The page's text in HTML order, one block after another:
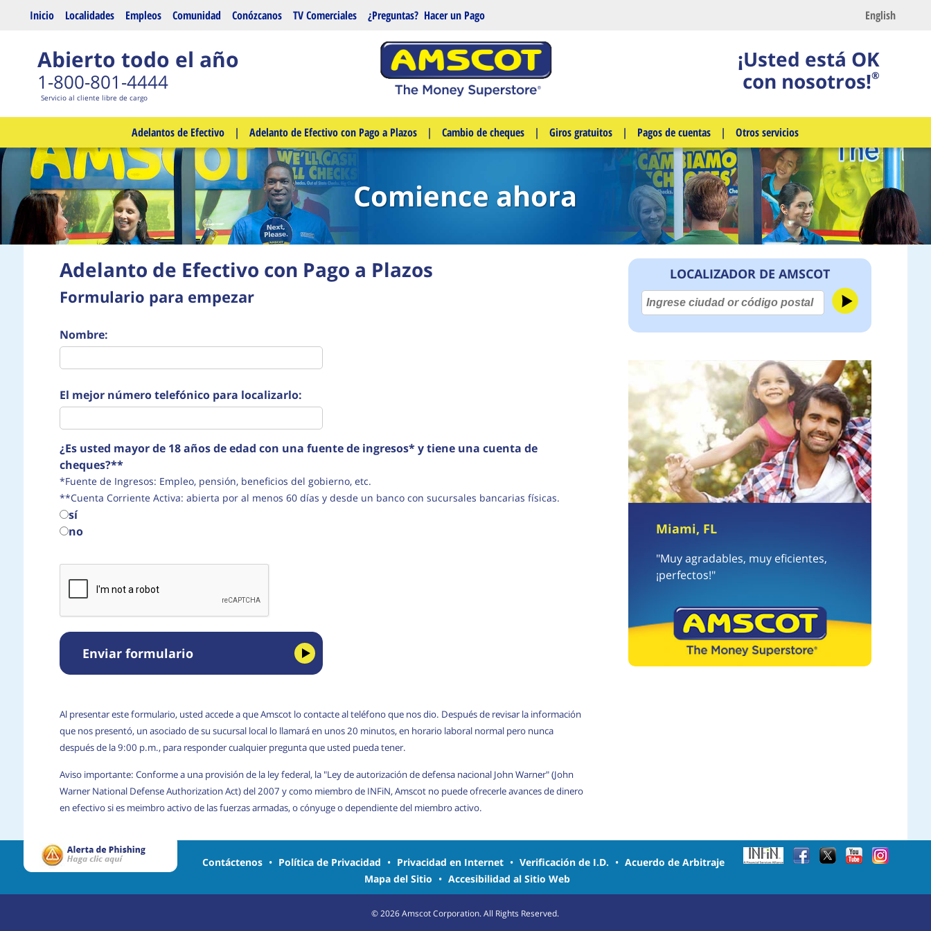
Saltar al contenido principal English
Inicio Localidades Empleos Comunidad Conózcanos TV Comerciales ¿Preguntas? Hacer un Pago
Abierto todo el año
1-800-801-4444
Servicio al cliente libre de cargo
¡Usted está OK
con nosotros!®
Adelantos de Efectivo | Adelanto de Efectivo con Pago a Plazos | Cambio de cheques | Giros gratuitos | Pagos de cuentas | Otros servicios
Comience ahora
Adelanto de Efectivo con Pago a Plazos
Formulario para empezar
Nombre:
El mejor número telefónico para localizarlo:
¿Es usted mayor de 18 años de edad con una fuente de ingresos* y tiene una cuenta de
cheques?**
*Fuente de Ingresos: Empleo, pensión, beneficios del gobierno, etc.
**Cuenta Corriente Activa: abierta por al menos 60 días y desde un banco con sucursales bancarias físicas.
sí
no
Enviar formulario
Al presentar este formulario, usted accede a que Amscot lo contacte al teléfono que nos dio. Después de revisar la información
que nos presentó, un asociado de su sucursal local lo llamará en unos 20 minutos, en horario laboral normal pero nunca
después de la 9:00 p.m., para responder cualquier pregunta que usted pueda tener.
Aviso importante: Conforme a una provisión de la ley federal, la "Ley de autorización de defensa nacional John Warner" (John
Warner National Defense Authorization Act) del 2007 y como miembro de INFiN, Amscot no puede ofrecerle avances de dinero
en efectivo si es meimbro activo de las fuerzas armadas, o cónyuge o dependiente del miembro activo.
LOCALIZADOR DE AMSCOT
Miami, FL
"Muy agradables, muy eficientes,
¡perfectos!"
Contáctenos • Política de Privacidad • Privacidad en Internet • Verificación de I.D. • Acuerdo de Arbitraje
Mapa del Sitio • Accesibilidad al Sitio Web
©2026Amscot Corporation. All Rights Reserved.